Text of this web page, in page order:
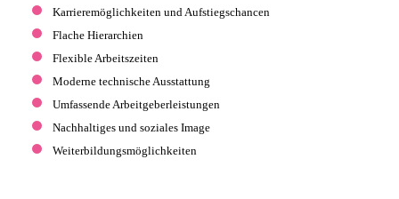
Karrieremöglichkeiten und Aufstiegschancen
Flache Hierarchien
Flexible Arbeitszeiten
Moderne technische Ausstattung
Umfassende Arbeitgeberleistungen
Nachhaltiges und soziales Image
Weiterbildungsmöglichkeiten